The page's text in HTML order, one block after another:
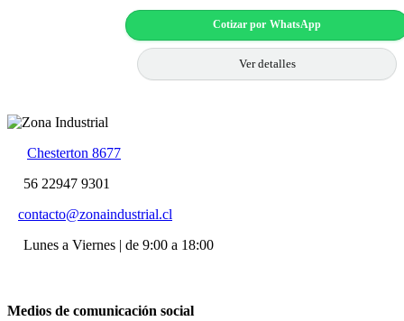
Cotizar por WhatsApp
Ver detalles
Chesterton 8677
56 22947 9301
contacto@zonaindustrial.cl
Lunes a Viernes | de 9:00 a 18:00
Medios de comunicación social